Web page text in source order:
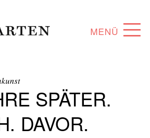
MENÜ
ABOUT
SAMMLUNG
KÜNSTLER*INNEN
SPÄTER.
DAVOR.